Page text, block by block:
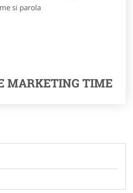
si parola
MARKETING TIME